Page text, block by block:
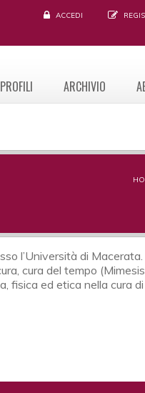
ACCEDI
PROFILI ARCHIVIO
l’Università di Macerata.
cura del tempo
ed etica nella cura di